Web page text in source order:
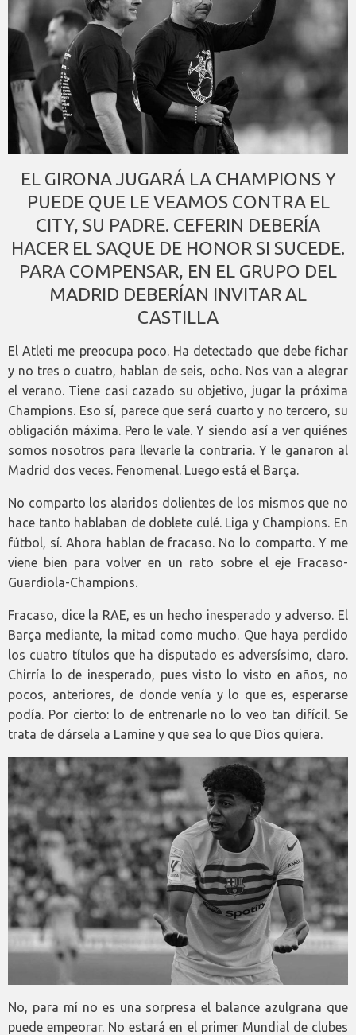
EL GIRONA JUGARÁ LA CHAMPIONS Y
PUEDE QUE LE VEAMOS CONTRA EL
CITY, SU PADRE. CEFERIN DEBERÍA
HACER EL SAQUE DE HONOR SI SUCEDE.
PARA COMPENSAR, EN EL GRUPO DEL
MADRID DEBERÍAN INVITAR AL
CASTILLA
El Atleti me preocupa poco. Ha detectado que debe fichar
y no tres o cuatro, hablan de seis, ocho. Nos van a alegrar
el verano. Tiene casi cazado su objetivo, jugar la próxima
Champions. Eso sí, parece que será cuarto y no tercero, su
obligación máxima. Pero le vale. Y siendo así a ver quiénes
somos nosotros para llevarle la contraria. Y le ganaron al
Madrid dos veces. Fenomenal. Luego está el Barça.
No comparto los alaridos dolientes de los mismos que no
hace tanto hablaban de doblete culé. Liga y Champions. En
fútbol, sí. Ahora hablan de fracaso. No lo comparto. Y me
viene bien para volver en un rato sobre el eje Fracaso-
Guardiola-Champions.
Fracaso, dice la RAE, es un hecho inesperado y adverso. El
Barça mediante, la mitad como mucho. Que haya perdido
los cuatro títulos que ha disputado es adversísimo, claro.
Chirría lo de inesperado, pues visto lo visto en años, no
pocos, anteriores, de donde venía y lo que es, esperarse
podía. Por cierto: lo de entrenarle no lo veo tan difícil. Se
trata de dársela a Lamine y que sea lo que Dios quiera.
No, para mí no es una sorpresa el balance azulgrana que
puede empeorar. No estará en el primer Mundial de clubes